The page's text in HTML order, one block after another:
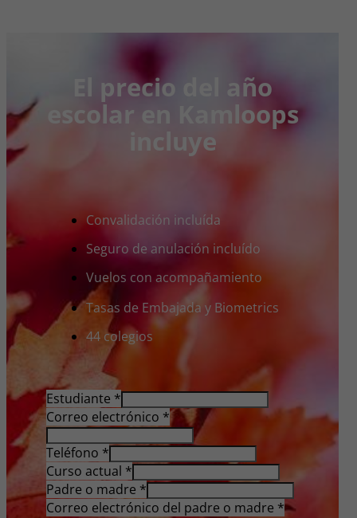
El precio del año
escolar en Kamloops
incluye
Convalidación incluída
Seguro de anulación incluído
Vuelos con acompañamiento
Tasas de Embajada y Biometrics
44 colegios
Estudiante *
Correo electrónico *
Teléfono *
Curso actual *
Padre o madre *
Correo electrónico del padre o madre *